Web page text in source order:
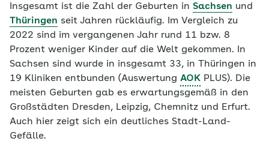
Insgesamt ist die Zahl der Geburten in Sachsen und
Thüringen seit Jahren rückläufig. Im Vergleich zu
2022 sind im vergangenen Jahr rund 11 bzw. 8
Prozent weniger Kinder auf die Welt gekommen. In
Sachsen sind wurde in insgesamt 33, in Thüringen in
19 Kliniken entbunden (Auswertung AOK PLUS). Die
meisten Geburten gab es erwartungsgemäß in den
Großstädten Dresden, Leipzig, Chemnitz und Erfurt.
Auch hier zeigt sich ein deutliches Stadt-Land-
Gefälle.